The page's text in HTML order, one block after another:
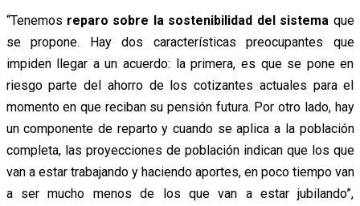
“Tenemos reparo sobre la sostenibilidad del sistema que
se propone. Hay dos características preocupantes que
impiden llegar a un acuerdo: la primera, es que se pone en
riesgo parte del ahorro de los cotizantes actuales para el
momento en que reciban su pensión futura. Por otro lado, hay
un componente de reparto y cuando se aplica a la población
completa, las proyecciones de población indican que los que
van a estar trabajando y haciendo aportes, en poco tiempo van
a ser mucho menos de los que van a estar jubilando”,